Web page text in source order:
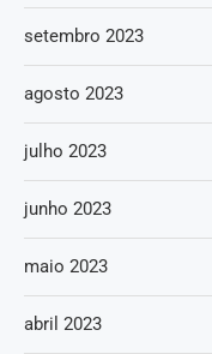
setembro 2023
agosto 2023
julho 2023
junho 2023
maio 2023
abril 2023